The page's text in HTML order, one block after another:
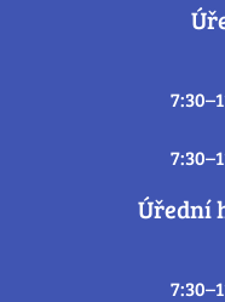
Úřední